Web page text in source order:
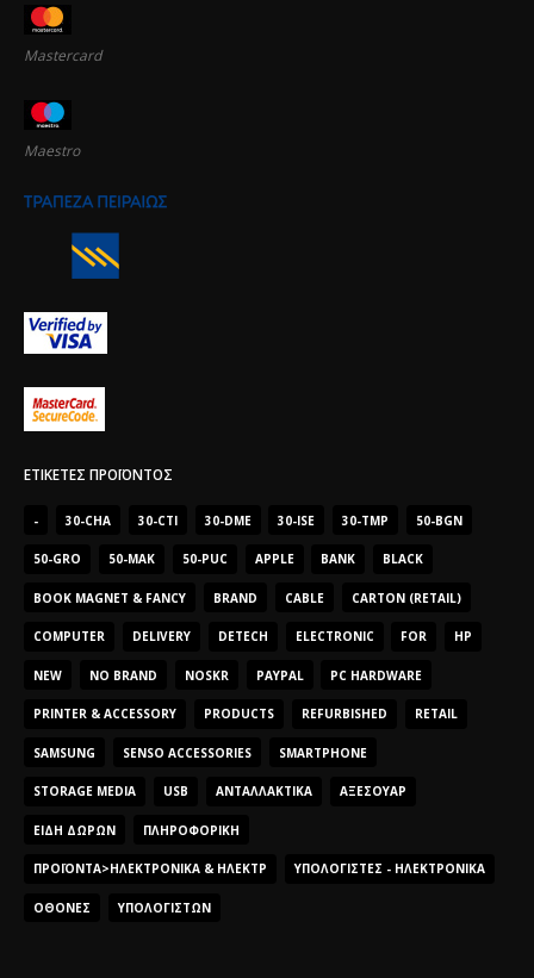
Mastercard
Maestro
ΕΤΙΚΈΤΕΣ ΠΡΟΪΌΝΤΟΣ
- 30-CHA 30-CTI 30-DME 30-ISE 30-TMP 50-BGN
50-GRO 50-MAK 50-PUC APPLE BANK BLACK
BOOK MAGNET & FANCY BRAND CABLE CARTON (RETAIL)
COMPUTER DELIVERY DETECH ELECTRONIC FOR HP
NEW NO BRAND NOSKR PAYPAL PC HARDWARE
PRINTER & ACCESSORY PRODUCTS REFURBISHED RETAIL
SAMSUNG SENSO ACCESSORIES SMARTPHONE
STORAGE MEDIA USB ΑΝΤΑΛΛΑΚΤΙΚΆ ΑΞΕΣΟΥΆΡ
ΕΊΔΗ ΔΏΡΩΝ ΠΛΗΡΟΦΟΡΙΚΉ
ΠΡΟΪΌΝΤΑ>ΗΛΕΚΤΡΟΝΙΚΆ & ΗΛΕΚΤΡ ΥΠΟΛΟΓΙΣΤΈΣ - ΗΛΕΚΤΡΟΝΙΚΆ
ΟΘΌΝΕΣ ΥΠΟΛΟΓΙΣΤΏΝ